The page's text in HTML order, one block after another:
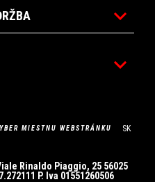
MIESTNU WEBSTRÁNKU SK
Rinaldo Piaggio, 25 56025
P. Iva 01551260506